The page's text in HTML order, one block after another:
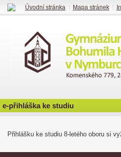
e-přihláška ke studiu
Přihlášku ke studiu 8-letého oboru si
Úvodní stránka Mapa stránek